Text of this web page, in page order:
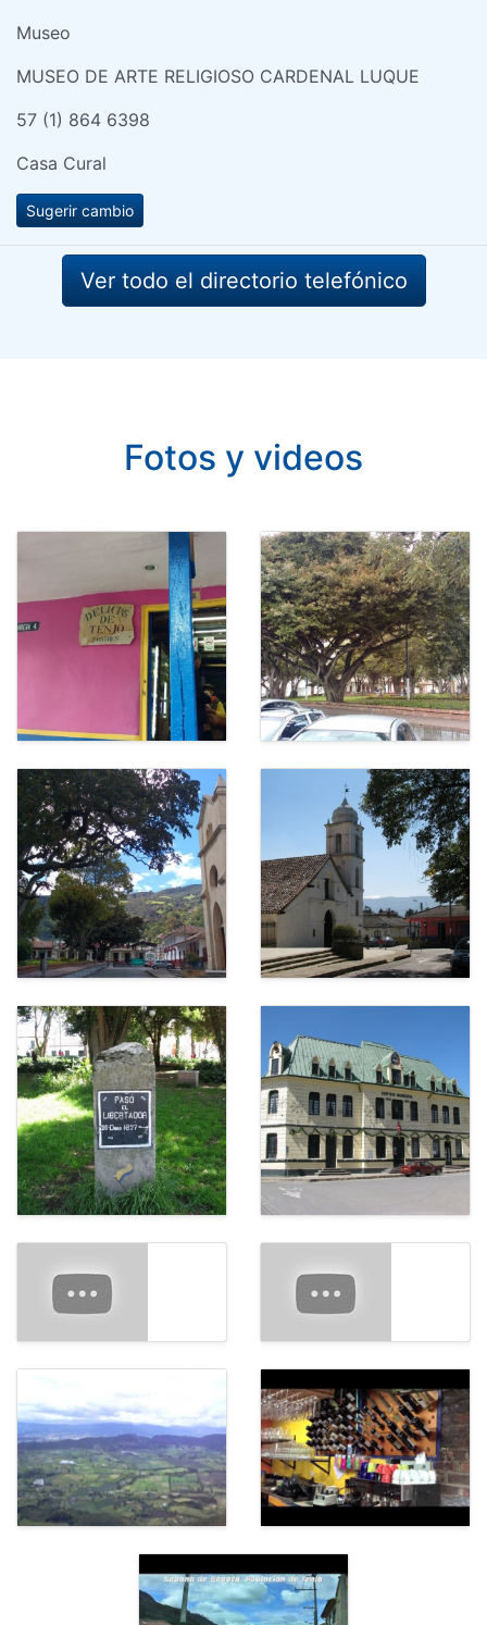
Museo
MUSEO DE ARTE RELIGIOSO CARDENAL LUQUE
57 (1) 864 6398
Casa Cural
Sugerir cambio
Ver todo el directorio telefónico
Fotos y videos